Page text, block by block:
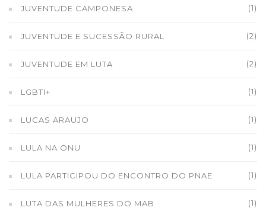
JUVENTUDE CAMPONESA (1)
JUVENTUDE E SUCESSÃO RURAL (2)
JUVENTUDE EM LUTA (2)
LGBTI+ (1)
LUCAS ARAUJO (1)
LULA NA ONU (1)
LULA PARTICIPOU DO ENCONTRO DO PNAE (1)
LUTA DAS MULHERES DO MAB (1)